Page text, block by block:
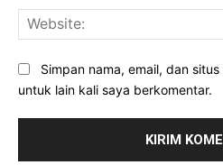
Simpan nama, email, dan
untuk lain kali saya berkomentar.